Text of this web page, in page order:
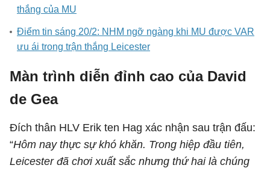
thắng của MU
Điểm tin sáng 20/2: NHM ngỡ ngàng khi MU được VAR
ưu ái trong trận thắng Leicester
Màn trình diễn đỉnh cao của David
de Gea
Đích thân HLV Erik ten Hag xác nhận sau trận đấu:
“Hôm nay thực sự khó khăn. Trong hiệp đầu tiên,
Leicester đã chơi xuất sắc nhưng thứ hai là chúng